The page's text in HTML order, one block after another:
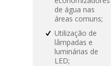
de água nas
áreas comuns;
Utilização de
lâmpadas e
luminárias de
LED;